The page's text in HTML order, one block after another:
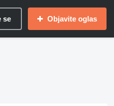
se Objavite oglas